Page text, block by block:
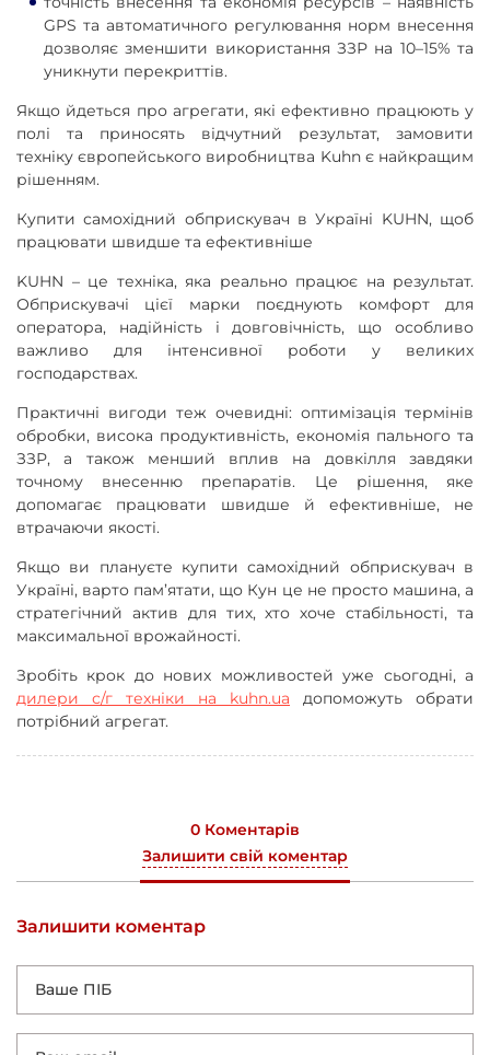
GPS та автоматичного регулювання норм внесення
дозволяє зменшити використання ЗЗР на 10–15% та
уникнути перекриттів.
Якщо йдеться про агрегати, які ефективно працюють у
полі та приносять відчутний результат, замовити
техніку європейського виробництва Kuhn є найкращим
рішенням.
Купити самохідний обприскувач в Україні KUHN, щоб
працювати швидше та ефективніше
KUHN – це техніка, яка реально працює на результат.
Обприскувачі цієї марки поєднують комфорт для
оператора, надійність і довговічність, що особливо
важливо для інтенсивної роботи у великих
господарствах.
Практичні вигоди теж очевидні: оптимізація термінів
обробки, висока продуктивність, економія пального та
ЗЗР, а також менший вплив на довкілля завдяки
точному внесенню препаратів. Це рішення, яке
допомагає працювати швидше й ефективніше, не
втрачаючи якості.
Якщо ви плануєте купити самохідний обприскувач в
Україні, варто пам’ятати, що Кун це не просто машина, а
стратегічний актив для тих, хто хоче стабільності, та
максимальної врожайності.
Зробіть крок до нових можливостей уже сьогодні, а
дилери с/г техніки на kuhn.ua допоможуть обрати
потрібний агрегат.
0 Коментарів
Залишити свій коментар
Залишити коментар